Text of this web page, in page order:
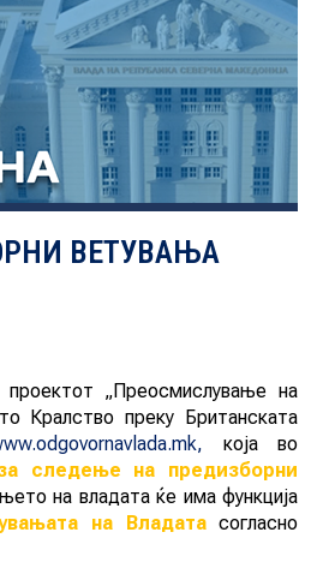
ВЕТУВАЊА
„Преосмислување на
Кралство преку Британската
, која во
следење на предизборни
на владата ќе има функција
на Владата согласно